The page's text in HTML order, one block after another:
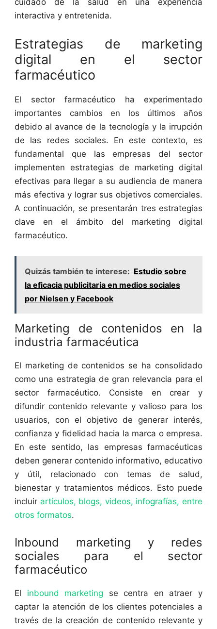
cuidado de la salud en una experiencia
interactiva y entretenida.
Estrategias de marketing
digital en el sector
farmacéutico
El sector farmacéutico ha experimentado
importantes cambios en los últimos años
debido al avance de la tecnología y la irrupción
de las redes sociales. En este contexto, es
fundamental que las empresas del sector
implementen estrategias de marketing digital
efectivas para llegar a su audiencia de manera
más efectiva y lograr sus objetivos comerciales.
A continuación, se presentarán tres estrategias
clave en el ámbito del marketing digital
farmacéutico.
Quizás también te interese: Estudio sobre
la eficacia publicitaria en medios sociales
por Nielsen y Facebook
Marketing de contenidos en la
industria farmacéutica
El marketing de contenidos se ha consolidado
como una estrategia de gran relevancia para el
sector farmacéutico. Consiste en crear y
difundir contenido relevante y valioso para los
usuarios, con el objetivo de generar interés,
confianza y fidelidad hacia la marca o empresa.
En este sentido, las empresas farmacéuticas
deben generar contenido informativo, educativo
y útil, relacionado con temas de salud,
bienestar y tratamientos médicos. Esto puede
incluir artículos, blogs, videos, infografías, entre
otros formatos.
Inbound marketing y redes
sociales para el sector
farmacéutico
El inbound marketing se centra en atraer y
captar la atención de los clientes potenciales a
través de la creación de contenido relevante y